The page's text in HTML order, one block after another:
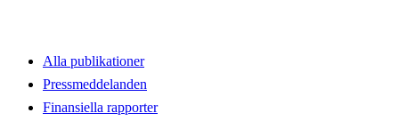
Alla publikationer
Pressmeddelanden
Finansiella rapporter